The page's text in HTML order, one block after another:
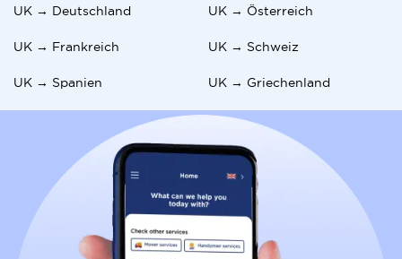
UK → Deutschland UK → Österreich
UK → Frankreich UK → Schweiz
UK → Spanien UK → Griechenland